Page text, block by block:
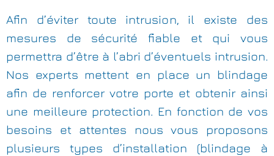
Afin d’éviter toute intrusion, il existe des
mesures de sécurité fiable et qui vous
permettra d’être à l’abri d’éventuels intrusion.
Nos experts mettent en place un blindage
afin de renforcer votre porte et obtenir ainsi
une meilleure protection. En fonction de vos
besoins et attentes nous vous proposons
plusieurs types d’installation (blindage à